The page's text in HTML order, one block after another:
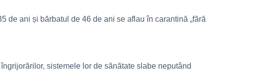
de ani și bărbatul de 46 de ani se aflau în carantină „fără
sistemele lor de sănătate slabe neputând